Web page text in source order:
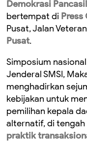
Demokrasi
bertempat di Press
Pusat, Jalan
Pusat.
Simposium
Jenderal SMSI,
menghadirkan
kebijakan untuk
pemilihan kepala
alternatif, di
praktik